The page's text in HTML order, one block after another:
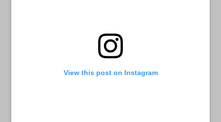
View this post on Instagram